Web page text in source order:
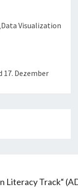
Visualization
17. Dezember
Literacy Track“